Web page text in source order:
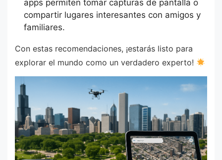
apps permiten tomar capturas de pantalla o
compartir lugares interesantes con amigos y
familiares.
Con estas recomendaciones, ¡estarás listo para
explorar el mundo como un verdadero experto!